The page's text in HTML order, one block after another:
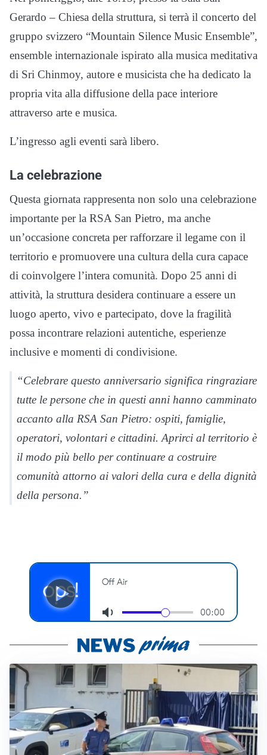
Gerardo – Chiesa della struttura, si terrà il concerto del
gruppo svizzero “Mountain Silence Music Ensemble”,
ensemble internazionale ispirato alla musica meditativa
di Sri Chinmoy, autore e musicista che ha dedicato la
propria vita alla diffusione della pace interiore
attraverso arte e musica.
L’ingresso agli eventi sarà libero.
La celebrazione
Questa giornata rappresenta non solo una celebrazione
importante per la RSA San Pietro, ma anche
un’occasione concreta per rafforzare il legame con il
territorio e promuovere una cultura della cura capace
di coinvolgere l’intera comunità. Dopo 25 anni di
attività, la struttura desidera continuare a essere un
luogo aperto, vivo e partecipato, dove la fragilità
possa incontrare relazioni autentiche, esperienze
inclusive e momenti di condivisione.
“Celebrare questo anniversario significa ringraziare
tutte le persone che in questi anni hanno camminato
accanto alla RSA San Pietro: ospiti, famiglie,
operatori, volontari e cittadini. Aprirci al territorio è
il modo più bello per continuare a costruire
comunità attorno ai valori della cura e della dignità
della persona.”